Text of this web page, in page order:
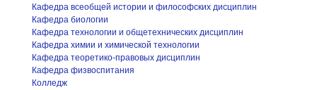
Кафедра всеобщей истории и философских дисциплин
Кафедра биологии
Кафедра технологии и общетехнических дисциплин
Кафедра химии и химической технологии
Кафедра теоретико-правовых дисциплин
Кафедра физвоспитания
Колледж